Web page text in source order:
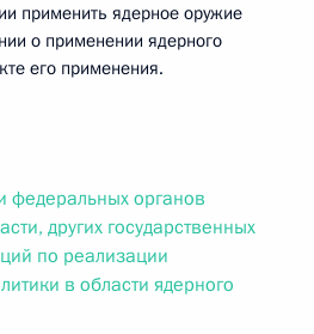
применить ядерное оружие
о применении ядерного
его применения.
федеральных органов
других государственных
по реализации
в области ядерного